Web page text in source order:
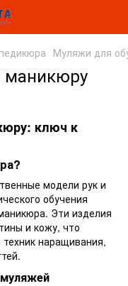
Муляжи для
маникюру
ключ к
модели рук и
обучения
Эти изделия
и кожу, что
наращивания,